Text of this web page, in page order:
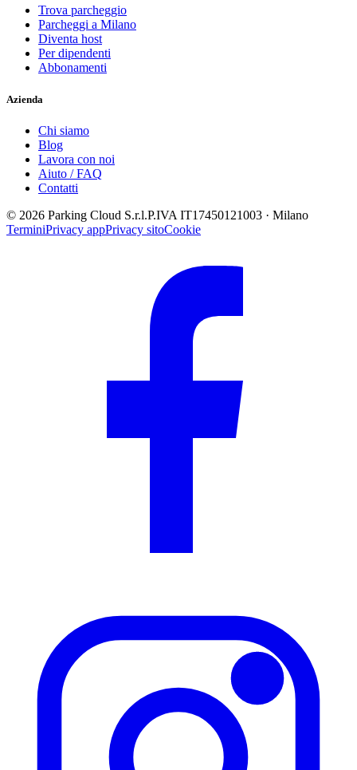
Trova parcheggio
Parcheggi a Milano
Diventa host
Per dipendenti
Abbonamenti
Azienda
Chi siamo
Blog
Lavora con noi
Aiuto / FAQ
Contatti
© 2026 Parking Cloud S.r.l.P.IVA IT17450121003 · Milano
TerminiPrivacy appPrivacy sitoCookie